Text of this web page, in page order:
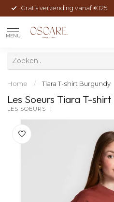
Gratis verzending vanaf €125
MENU
Home / Tiara T-shirt Burgundy
Les Soeurs Tiara T-
LES SOEURS